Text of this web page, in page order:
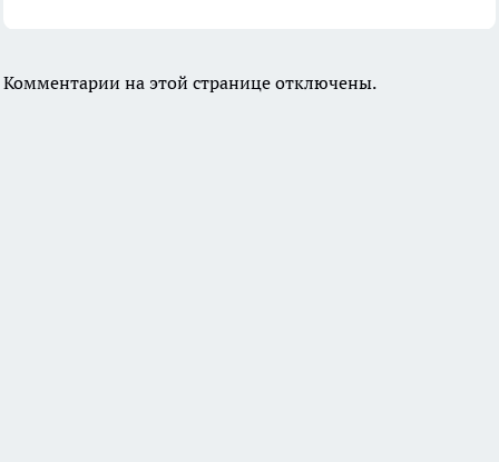
Комментарии на этой странице отключены.